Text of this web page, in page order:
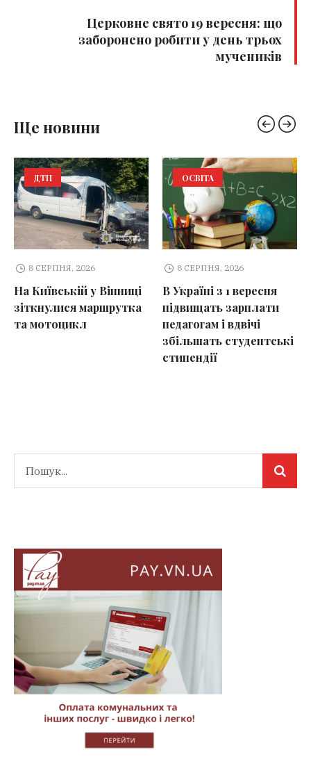
Церковне свято 19 вересня: що
заборонено робити у день трьох
мучеників
Ще новини
ДТП
8 СЕРПНЯ, 2026
На Київській у Вінниці
зіткнулися маршрутка
та мотоцикл
ОСВІТА
8 СЕРПНЯ, 2026
В Україні з 1 вересня
підвищать зарплати
педагогам і вдвічі
збільшать студентські
стипендії